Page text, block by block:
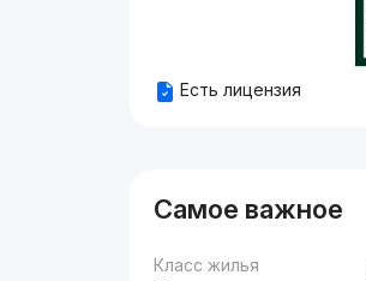
Есть лицензия
Самое важное
Класс жилья